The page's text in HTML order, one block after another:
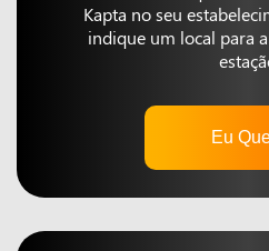
Kapta no seu
indique um local para
Eu